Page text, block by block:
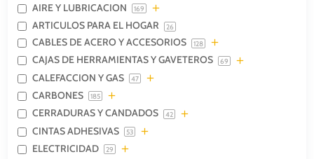
AIRE Y LUBRICACION 169
ARTICULOS PARA EL HOGAR 26
CABLES DE ACERO Y ACCESORIOS 128
CAJAS DE HERRAMIENTAS Y GAVETEROS 69
CALEFACCION Y GAS 47
CARBONES 185
CERRADURAS Y CANDADOS 42
CINTAS ADHESIVAS 53
ELECTRICIDAD 29